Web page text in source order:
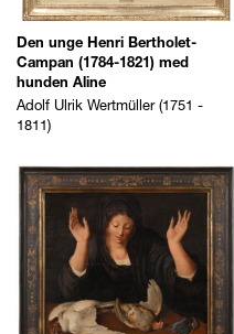
Ung kvinna som sörjer en död
duva, en rapphöna och en
kungsfiskare
Jacques de Gheyn (1565 - 1629)